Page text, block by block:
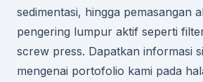
sedimentasi, hingga pemasangan
pengering lumpur aktif seperti
screw press. Dapatkan informasi
mengenai portofolio kami pada